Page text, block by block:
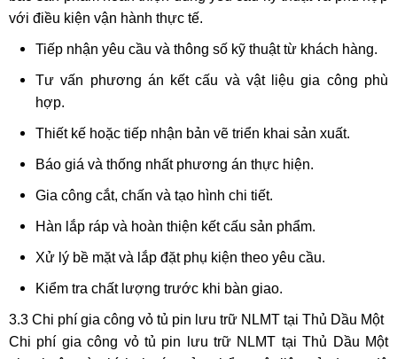
với điều kiện vận hành thực tế.
Tiếp nhận yêu cầu và thông số kỹ thuật từ khách hàng.
Tư vấn phương án kết cấu và vật liệu gia công phù
hợp.
Thiết kế hoặc tiếp nhận bản vẽ triển khai sản xuất.
Báo giá và thống nhất phương án thực hiện.
Gia công cắt, chấn và tạo hình chi tiết.
Hàn lắp ráp và hoàn thiện kết cấu sản phẩm.
Xử lý bề mặt và lắp đặt phụ kiện theo yêu cầu.
Kiểm tra chất lượng trước khi bàn giao.
3.3 Chi phí gia công vỏ tủ pin lưu trữ NLMT tại Thủ Dầu Một
Chi phí gia công vỏ tủ pin lưu trữ NLMT tại Thủ Dầu Một